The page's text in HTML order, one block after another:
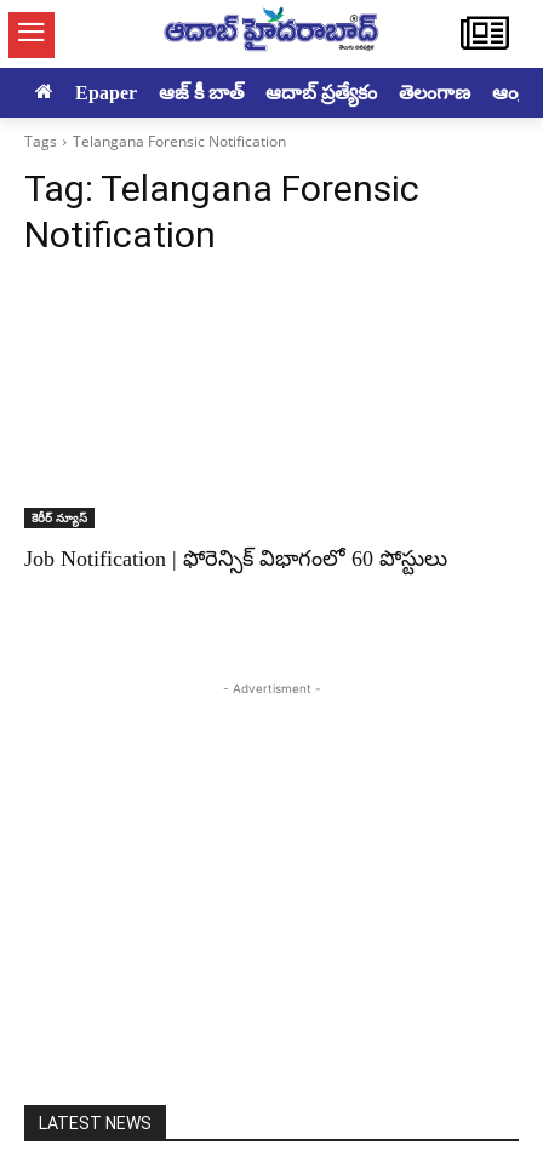
Epaper ఆజ్ కీ బాత్ ఆదాబ్ ప్రత్యేకం తెలంగాణ
Tags Telangana Forensic Notification
Tag: Telangana Forensic
Notification
కెరీర్ న్యూస్
Job Notification | ఫోరెన్సిక్ విభాగంలో 60 పోస్టులు
- Advertisment -
LATEST NEWS